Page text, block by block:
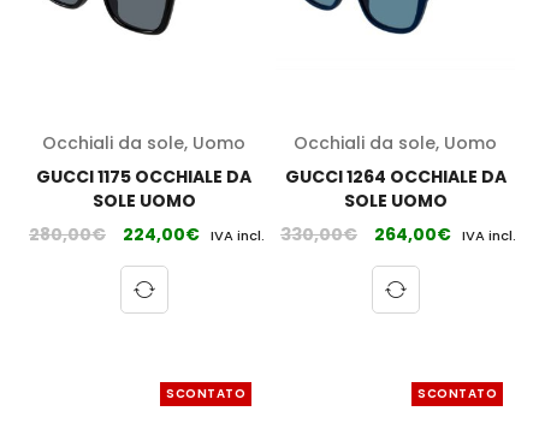
Occhiali da sole, Uomo
GUCCI 1175 OCCHIALE DA
SOLE UOMO
280,00€ 224,00€ IVA incl.
Occhiali da sole, Uomo
GUCCI 1264 OCCHIALE DA
SOLE UOMO
330,00€ 264,00€ IVA incl.
SCONTATO SCONTATO